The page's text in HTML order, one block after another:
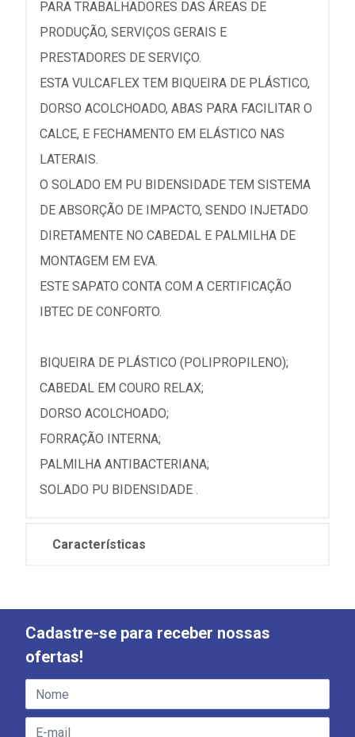
PARA TRABALHADORES DAS ÁREAS DE
PRODUÇÃO, SERVIÇOS GERAIS E
PRESTADORES DE SERVIÇO.
ESTA VULCAFLEX TEM BIQUEIRA DE PLÁSTICO,
DORSO ACOLCHOADO, ABAS PARA FACILITAR O
CALCE, E FECHAMENTO EM ELÁSTICO NAS
LATERAIS.
O SOLADO EM PU BIDENSIDADE TEM SISTEMA
DE ABSORÇÃO DE IMPACTO, SENDO INJETADO
DIRETAMENTE NO CABEDAL E PALMILHA DE
MONTAGEM EM EVA.
ESTE SAPATO CONTA COM A CERTIFICAÇÃO
IBTEC DE CONFORTO.
BIQUEIRA DE PLÁSTICO (POLIPROPILENO);
CABEDAL EM COURO RELAX;
DORSO ACOLCHOADO;
FORRAÇÃO INTERNA;
PALMILHA ANTIBACTERIANA;
SOLADO PU BIDENSIDADE .
Características
Cadastre-se para receber nossas
ofertas!